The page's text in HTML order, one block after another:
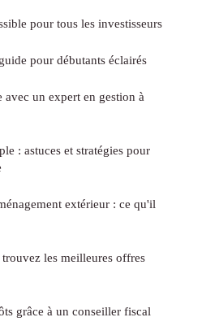
pour tous les investisseurs
pour débutants éclairés
un expert en gestion à
: astuces et stratégies pour
extérieur : ce qu'il
les meilleures offres
grâce à un conseiller fiscal